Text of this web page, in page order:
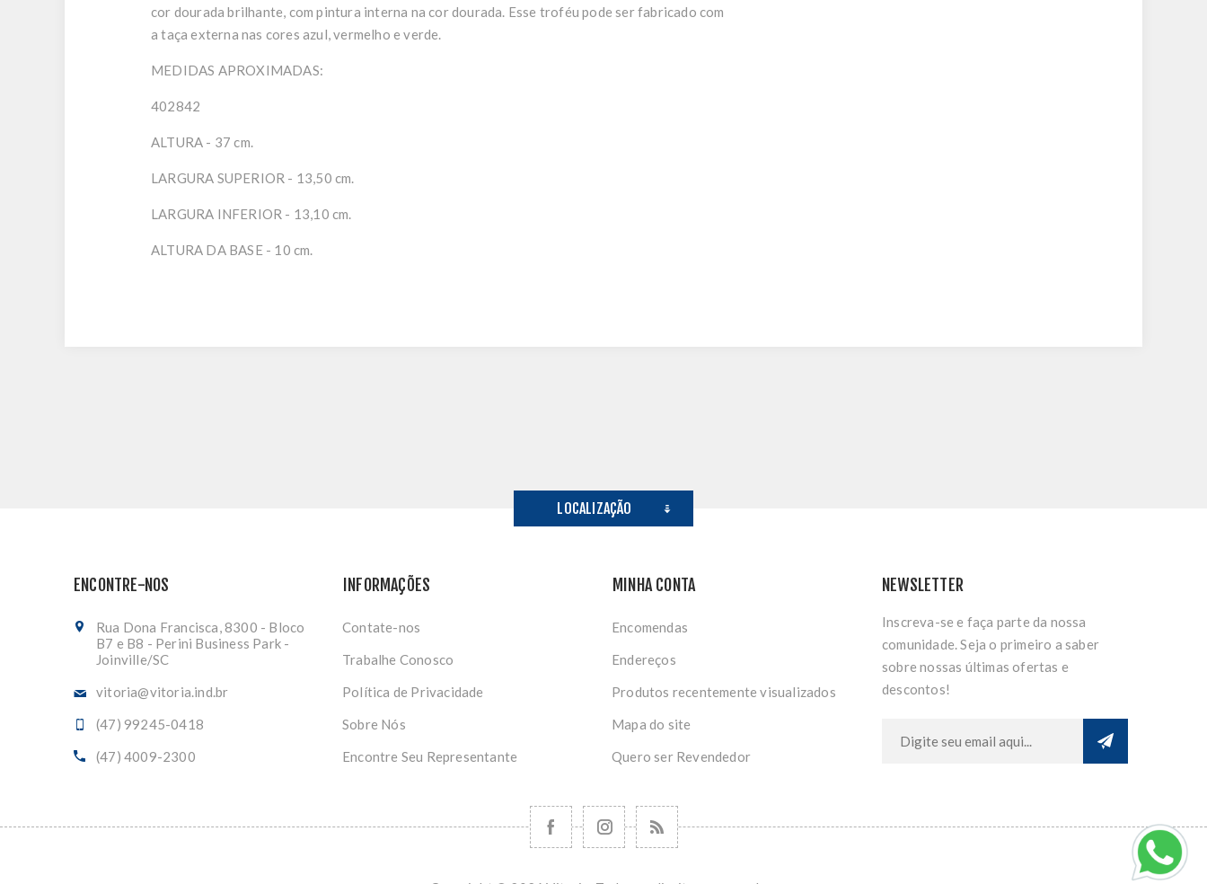
cor dourada brilhante, com pintura interna na cor dourada. Esse troféu pode ser fabricado com
a taça externa nas cores azul, vermelho e verde.
MEDIDAS APROXIMADAS:
402842
ALTURA - 37 cm.
LARGURA SUPERIOR - 13,50 cm.
LARGURA INFERIOR - 13,10 cm.
ALTURA DA BASE - 10 cm.
LOCALIZAÇÃO
ENCONTRE-NOS
Rua Dona Francisca, 8300 - Bloco
B7 e B8 - Perini Business Park -
Joinville/SC
vitoria@vitoria.ind.br
(47) 99245-0418
(47) 4009-2300
INFORMAÇÕES
Contate-nos
Trabalhe Conosco
Política de Privacidade
Sobre Nós
Encontre Seu Representante
MINHA CONTA
Encomendas
Endereços
Produtos recentemente visualizados
Mapa do site
Quero ser Revendedor
NEWSLETTER
Inscreva-se e faça parte da nossa
comunidade. Seja o primeiro a saber
sobre nossas últimas ofertas e
descontos!